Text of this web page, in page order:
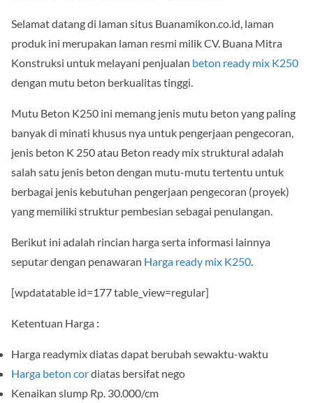
Selamat datang di laman situs Buanamikon.co.id, laman
produk ini merupakan laman resmi milik CV. Buana Mitra
Konstruksi untuk melayani penjualan beton ready mix K250
dengan mutu beton berkualitas tinggi.
Mutu Beton K250 ini memang jenis mutu beton yang paling
banyak di minati khusus nya untuk pengerjaan pengecoran,
jenis beton K 250 atau Beton ready mix struktural adalah
salah satu jenis beton dengan mutu-mutu tertentu untuk
berbagai jenis kebutuhan pengerjaan pengecoran (proyek)
yang memiliki struktur pembesian sebagai penulangan.
Berikut ini adalah rincian harga serta informasi lainnya
seputar dengan penawaran Harga ready mix K250
[wpdatatable id=177 table_view=regular]
Ketentuan Harga :
Harga readymix diatas dapat berubah sewaktu-waktu
Harga beton cordiatas bersifat nego
Kenaikan slump Rp. 30.000/cm